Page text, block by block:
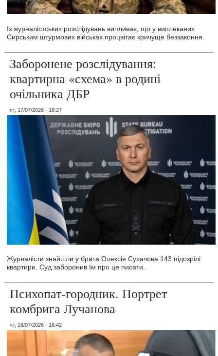
Із журналістських розслідувань випливає, що у виплеканих
Сирським штурмових військах процвітає кричуще беззаконня.
Заборонене розслідування:
квартирна «схема» в родині
очільника ДБР
пт, 17/07/2026 - 18:27
Журналісти знайшли у брата Олексія Сухачова 143 підозрілі
квартири. Суд заборонив їм про це писати.
Психопат-городник. Портрет
комбрига Лучанова
чт, 16/07/2026 - 16:42